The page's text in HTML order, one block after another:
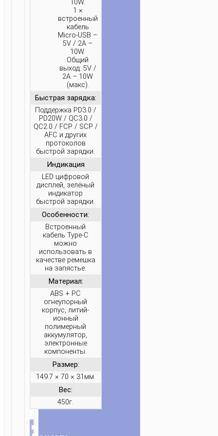
10W.
1 ×
встроенный
кабель
Micro-USB –
5V / 2A –
10W.
Общий
выход: 5V /
2A – 10W
(макс).
Быстрая зарядка:
Поддержка PD3.0 /
PD20W / QC3.0 /
QC2.0 / FCP / SCP /
AFC и других
протоколов
быстрой зарядки.
Индикация
LED цифровой
дисплей, зелёный
индикатор
быстрой зарядки.
Особенности:
Встроенный
кабель Type-C
можно
использовать в
качестве ремешка
на запястье.
Материал:
ABS + PC
огнеупорный
корпус, литий-
ионный
полимерный
аккумулятор,
электронные
компоненты.
Размер:
149.7 × 70 × 31мм.
Вес:
450г.
▸